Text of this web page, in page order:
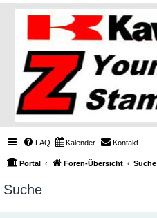
FAQ Kalender Kontakt
Portal Foren-Übersicht Suche
Suche